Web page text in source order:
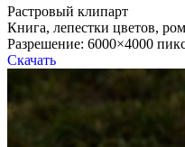
Растровый клипарт
Книга, лепестки цветов,
Разрешение: 6000×4000
Скачать